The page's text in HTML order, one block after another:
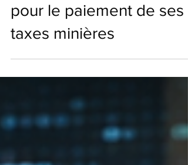
désormais le yuan chinois
pour le paiement de ses
taxes minières